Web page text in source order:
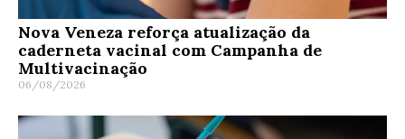
Nova Veneza reforça atualização da
caderneta vacinal com Campanha de
Multivacinação
06/08/2026